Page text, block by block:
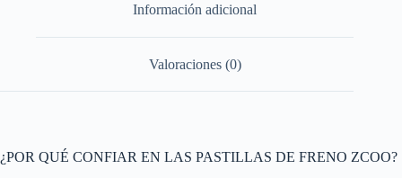
Información adicional
Valoraciones (0)
¿POR QUÉ CONFIAR EN LAS PASTILLAS DE FRENO ZCOO?